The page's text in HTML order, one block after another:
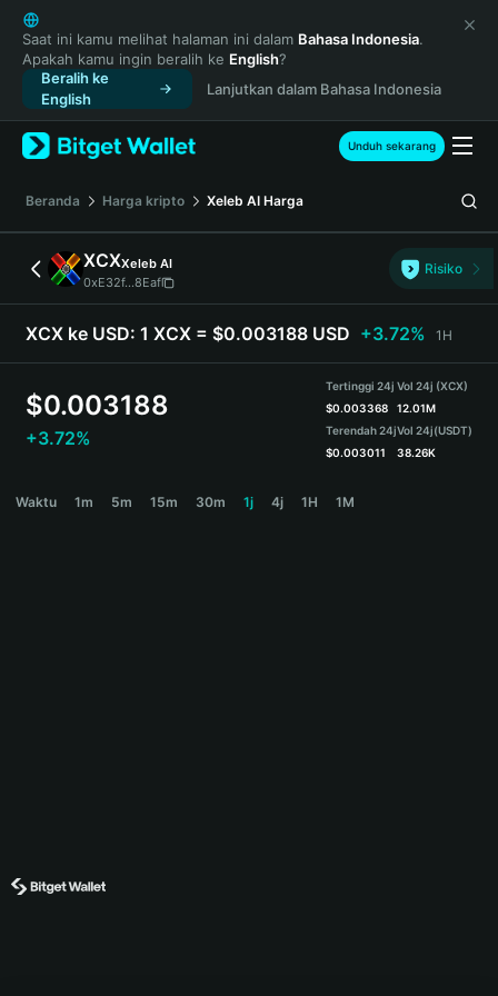
English
日本語
Tiếng Việt
Русский
Español (Latinoamérica)
Türkçe
Français
Deutsch
简体中文
繁體中文
Português (Portugal)
Bahasa Indonesia
ภาษาไทย
Español
Español (Argentina)
Saat ini kamu melihat halaman ini dalam Bahasa Indonesia.
Apakah kamu ingin beralih ke English?
Beralih ke
English
Lanjutkan dalam Bahasa Indonesia
Unduh sekarang
Beranda Harga kripto Xeleb AI Harga
XCXXeleb AI
0xE32f...8Eaf
Risiko
XCX ke USD: 1 XCX = $0.003188 USD +3.72% 1H
$0.003188
+3.72%
Tertinggi 24j
$0.003368
Terendah 24j
$0.003011
Vol 24j (XCX)
12.01M
Vol 24j(USDT)
38.26K
Waktu 1m 5m 15m 30m 1j 4j 1H 1M